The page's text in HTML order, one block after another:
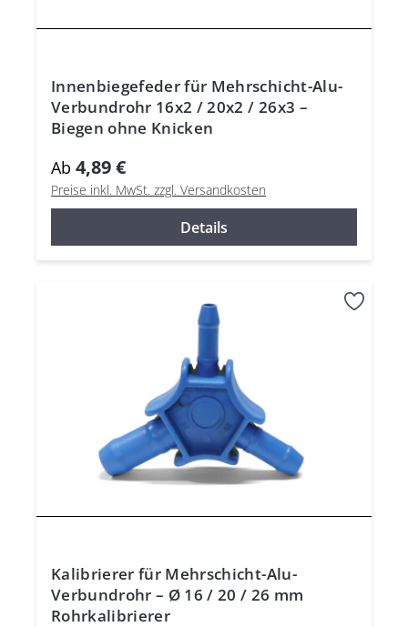
Innenbiegefeder für Mehrschicht-Alu-
Verbundrohr 16x2 / 20x2 / 26x3 –
Biegen ohne Knicken
Ab 4,89 €
Preise inkl. MwSt. zzgl. Versandkosten
Details
Kalibrierer für Mehrschicht-Alu-
Verbundrohr – Ø 16 / 20 / 26 mm
Rohrkalibrierer